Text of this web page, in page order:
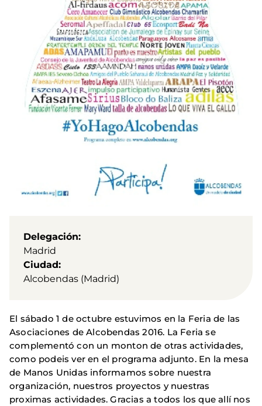
Delegación
Madrid
Ciudad
Alcobendas (Madrid)
El sábado 1 de octubre estuvimos en la Feria de las
Asociaciones de Alcobendas 2016. La Feria se
complementó con un monton de otras actividades,
como podeis ver en el programa adjunto. En la mesa
de Manos Unidas informamos sobre nuestra
organización, nuestros proyectos y nuestras
proximas actividades. Gracias a todos los que allí nos